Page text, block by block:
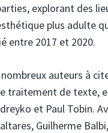
explorant des
plus adulte
entre 2017 et 2020.
auteurs à
traitement de texte,
et Paul Tobin.
Guilherme